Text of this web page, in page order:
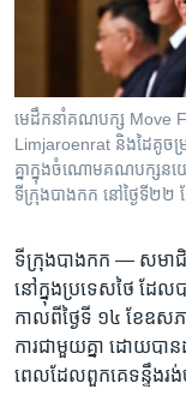
ទៅ​
កាន់​
ទំព័រ​
ស្វែង​
បណ្តាញ​សង្គម
ភាសា
មេដឹកនាំ​គណបក្ស Move
Limjaroenrat និង​ដៃគូ​ច
គ្នា​ក្នុង​ចំណោម​គណបក្ស​នយោ
ទីក្រុង​បាងកក នៅ​ថ្ងៃទី២២
ទីក្រុងបាងកក — សមា
នៅ​ក្នុង​ប្រទេស​ថៃ ដែល​ប
កាលពី​ថ្ងៃ​ទី ១៤ ខែ​ឧសភា​
ការ​ជាមួយ​គ្នា ដោយ​ប
ពេល​ដែល​ពួកគេ​ទន្ទឹង​រង់